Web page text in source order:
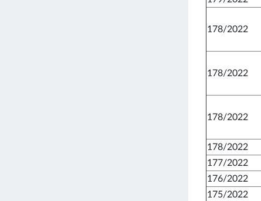
178/2022
178/2022
178/2022
178/2022
177/2022
176/2022
175/2022